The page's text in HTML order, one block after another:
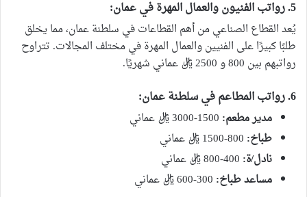
5. رواتب الفنيون والعمال المهرة في عمان:
يُعد القطاع الصناعي من أهم القطاعات في سلطنة عمان، مما يخلق
طلبًا كبيرًا على الفنيين والعمال المهرة في مختلف المجالات. تتراوح
رواتبهم بين 800 و 2500 ريال عماني شهريًا.
6. رواتب المطاعم في سلطنة عمان:
مدير مطعم:
طباخ:
نادل/ة:
مساعد طباخ: